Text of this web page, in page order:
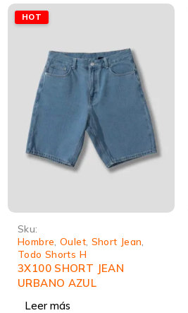
HOT
Sku:
Hombre Oulet, Short Jean
Todo Shorts H
3X100 SHORT JEAN
URBANO AZUL
Leer más